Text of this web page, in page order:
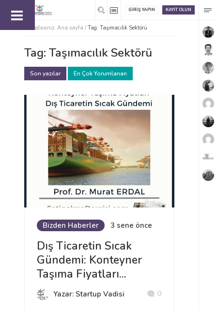
KAYIT OLUN
GIRIŞ YAPIN
Buradasınız: Ana sayfa / Tag: Taşımacılık Sektörü
Tag: Taşımacılık Sektörü
En Çok Yorumlanan
Son yazılar
Bizden Haberler 3 sene önce
Dış Ticaretin Sıcak
Gündemi: Konteyner
Taşıma Fiyatları...
Yazar: Startup Vadisi 0